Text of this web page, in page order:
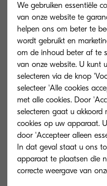
TK-8505C
Cyan toner yield 20,000
accordance with 5 %
We gebruiken essentiële
van onze website te
helpen ons om beter te
wordt gebruikt en
om de inhoud beter af te
van onze website. U kunt
selecteren via de knop
selecteer 'Alle cookies
met alle cookies. Door
selecteren gaat u
cookies op uw apparaat.
door 'Accepteer alleen
In dat geval staat u ons
apparaat te plaatsen die